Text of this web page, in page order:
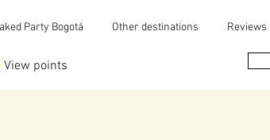
Party Bogotá Other destinations Reviews
View points